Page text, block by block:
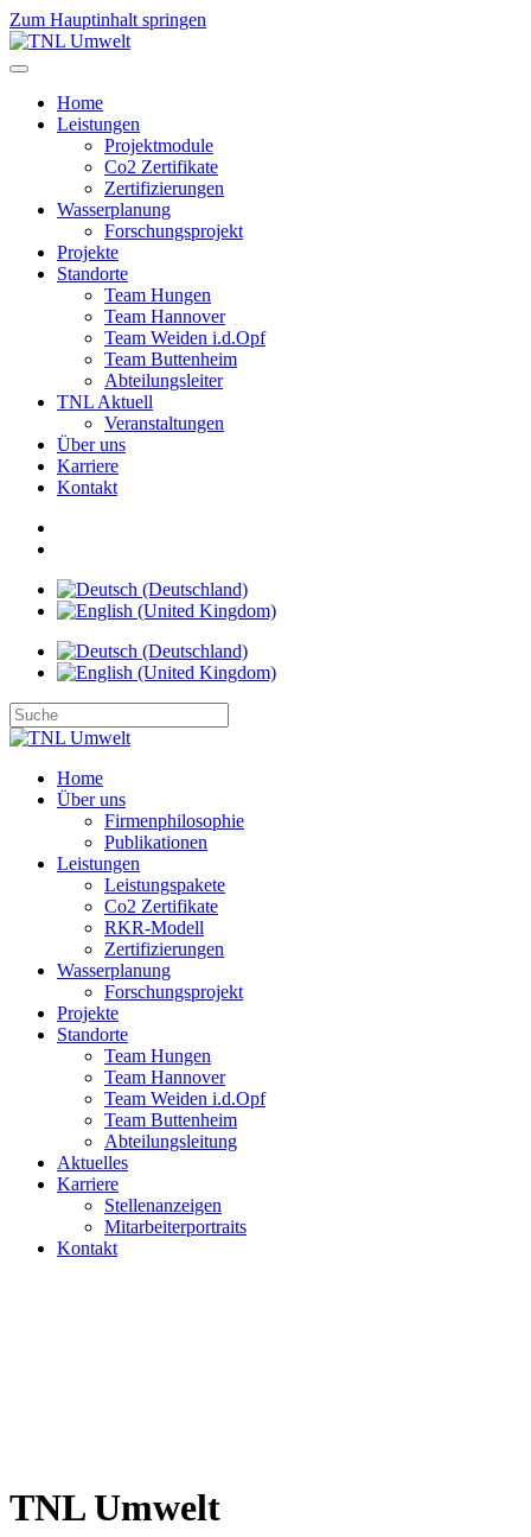
Zum Hauptinhalt springen
Home
Leistungen
Projektmodule
Co2 Zertifikate
Zertifizierungen
Wasserplanung
Forschungsprojekt
Projekte
Standorte
Team Hungen
Team Hannover
Team Weiden i.d.Opf
Team Buttenheim
Abteilungsleiter
TNL Aktuell
Veranstaltungen
Über uns
Karriere
Kontakt
Home
Über uns
Firmenphilosophie
Publikationen
Leistungen
Leistungspakete
Co2 Zertifikate
RKR-Modell
Zertifizierungen
Wasserplanung
Forschungsprojekt
Projekte
Standorte
Team Hungen
Team Hannover
Team Weiden i.d.Opf
Team Buttenheim
Abteilungsleitung
Aktuelles
Karriere
Stellenanzeigen
Mitarbeiterportraits
Kontakt
TNL Umwelt